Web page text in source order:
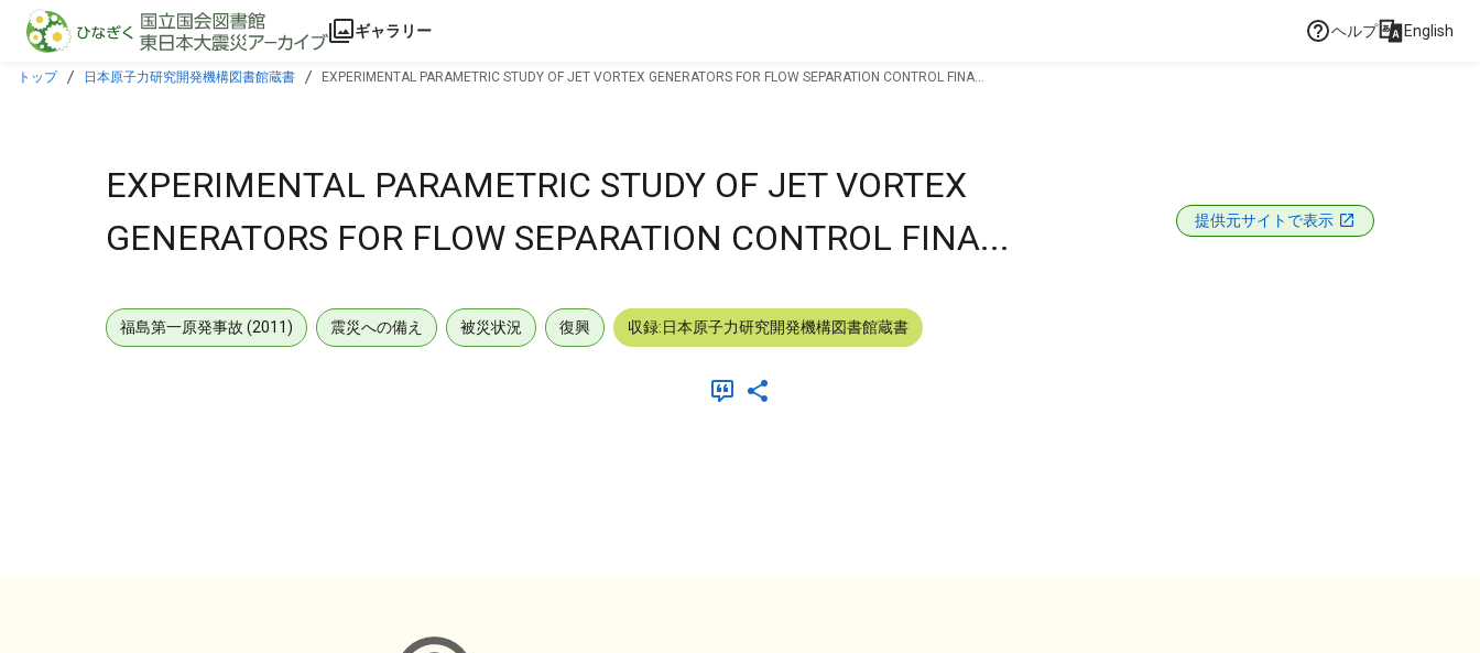
本文に飛ぶ
ギャラリー ヘルプ English
トップ 日本原子力研究開発機構図書館蔵書 EXPERIMENTAL PARAMETRIC STUDY OF JET VORTEX GENERATORS FOR FLOW SEPARATION CONTROL FINA...
EXPERIMENTAL PARAMETRIC STUDY OF JET VORTEX
GENERATORS FOR FLOW SEPARATION CONTROL FINA...
提供元サイトで表示
福島第一原発事故 (2011) 震災への備え 被災状況 復興 収録:日本原子力研究開発機構図書館蔵書